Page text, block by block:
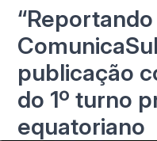
“Reportando
publicação
do 1º turno
equatoriano